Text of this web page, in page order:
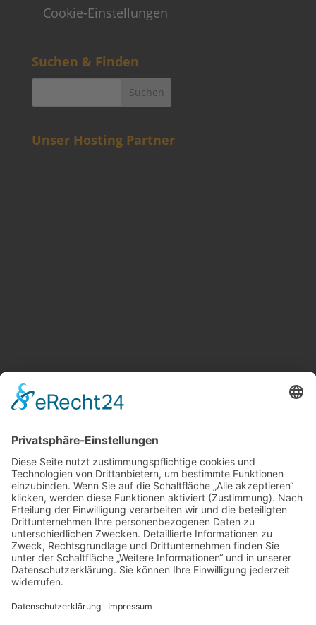
Cookie-Einstellungen
Suchen & Finden
Unser Hosting Partner
Weitere Informationen
Kontakt
Newsletter
FAQ
Schlagworte
Datenschutz
Impressum